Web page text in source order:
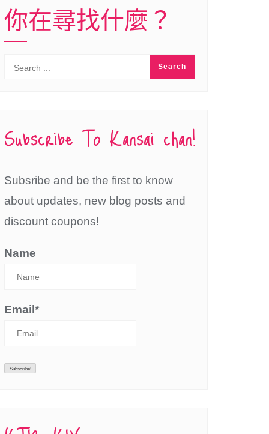
你在尋找什麼？
Subscribe To Kansai chan!
Subsribe and be the first to know
about updates, new blog posts and
discount coupons!
Name
Email*